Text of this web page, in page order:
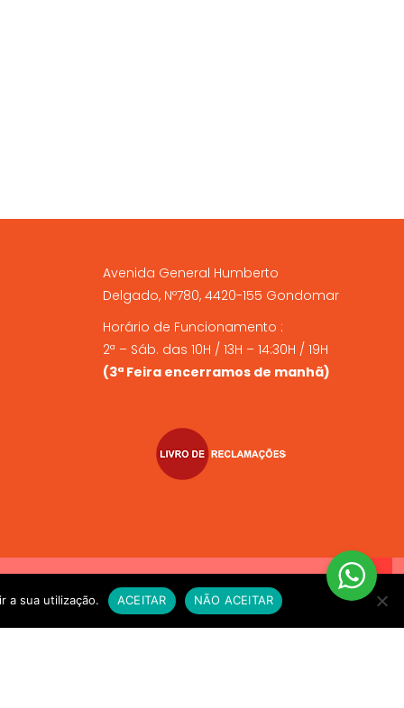
Avenida General Humberto
Delgado, Nº780, 4420-155 Gondomar
Horário de Funcionamento :
2ª – Sáb. das 10H / 13H – 14:30H / 19H
(3ª Feira encerramos de manhã)
EXPRESSO sempre que compre alimento vivo a fim de
necessário. OBRIGADO
a sua utilização. ACEITAR NÃO ACEITAR